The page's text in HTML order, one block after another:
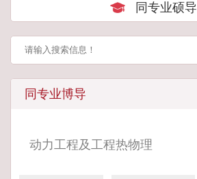
同专业硕导
同专业博导
动力工程及工程热物理